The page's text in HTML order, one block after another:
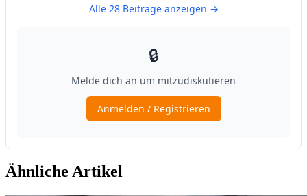
Ähnliche Artikel